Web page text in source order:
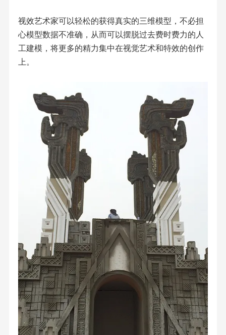
视效艺术家可以轻松的获得真实的三维模型，不必担
心模型数据不准确，从而可以摆脱过去费时费力的人
工建模，将更多的精力集中在视觉艺术和特效的创作
上。